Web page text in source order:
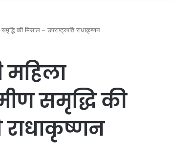
की मिसाल – उपराष्ट्रपति राधाकृष्णन
महिला
समृद्धि की
राधाकृष्णन